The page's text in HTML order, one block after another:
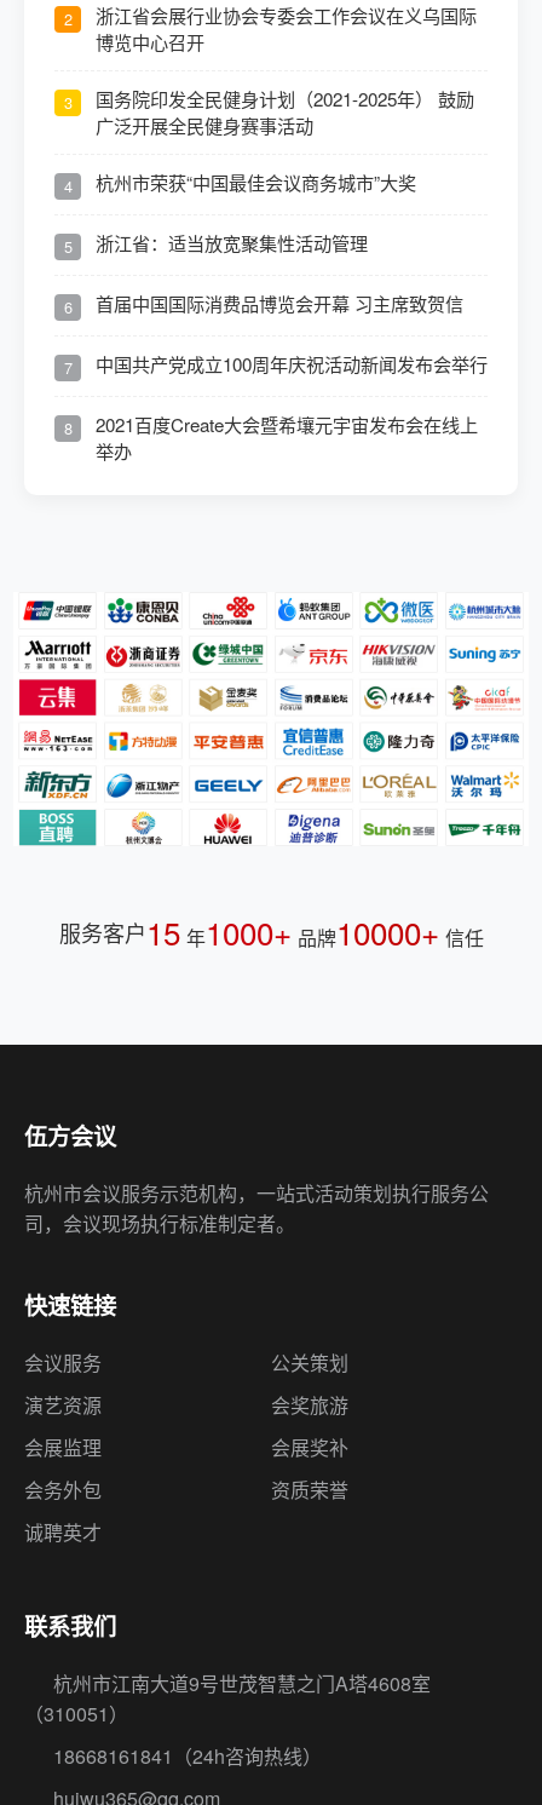
2
浙江省会展行业协会专委会工作会议在义乌国际
博览中心召开
3
国务院印发全民健身计划（2021-2025年） 鼓励
广泛开展全民健身赛事活动
4 杭州市荣获“中国最佳会议商务城市”大奖
5 浙江省：适当放宽聚集性活动管理
6 首届中国国际消费品博览会开幕 习主席致贺信
7 中国共产党成立100周年庆祝活动新闻发布会举行
8
2021百度Create大会暨希壤元宇宙发布会在线上
举办
服务客户15 年1000+ 品牌10000+ 信任
伍方会议
杭州市会议服务示范机构，一站式活动策划执行服务公
司，会议现场执行标准制定者。
快速链接
会议服务
公关策划
演艺资源
会奖旅游
会展监理
会展奖补
会务外包
资质荣誉
诚聘英才
联系我们
杭州市江南大道9号世茂智慧之门A塔4608室
（310051）
18668161841
（24h咨询热线）
huiwu365@qq.com